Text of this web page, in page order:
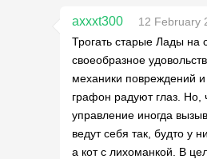
axxxt300
12 February
Трогать старые Лады на
своеобразное
механики повреждений
графон радуют глаз. Но,
управление иногда
ведут себя так, будто у
а кот с лихоманкой. В